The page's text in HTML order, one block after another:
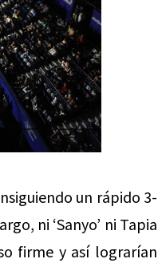
un rápido 3-
ni ‘Sanyo’ ni Tapia
firme y así lograrían